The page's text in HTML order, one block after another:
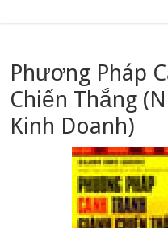
Phương Pháp
Chiến Thắng
Kinh Doanh)